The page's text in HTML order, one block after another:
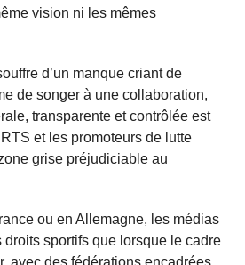
vision ni les mêmes
d’un manque criant de
de songer à une collaboration,
transparente et contrôlée est
et les promoteurs de lutte
grise préjudiciable au
ou en Allemagne, les médias
droits sportifs que lorsque le cadre
avec des fédérations encadrées.